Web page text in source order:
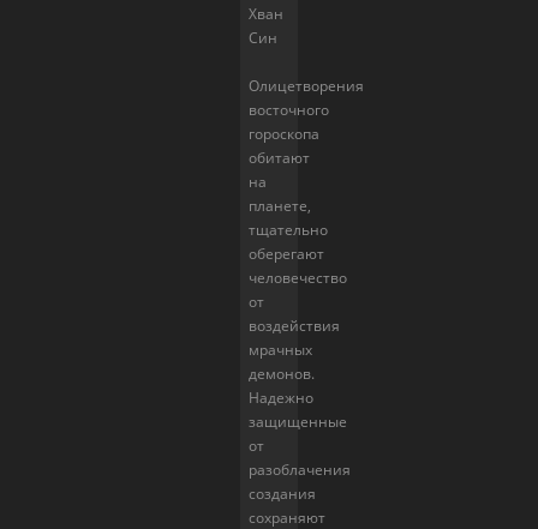
Хван
Син
Олицетворения
восточного
гороскопа
обитают
на
планете,
тщательно
оберегают
человечество
от
воздействия
мрачных
демонов.
Надежно
защищенные
от
разоблачения
создания
сохраняют